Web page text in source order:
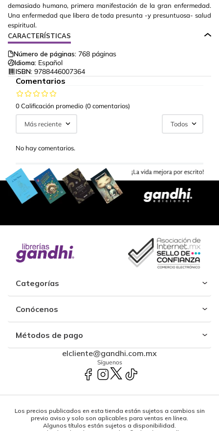
demasiado humano, primera manifestación de la gran enfermedad.
Una enfermedad que libera de toda presunta -y presuntuosa- salud
espiritual.
CARACTERÍSTICAS
Número de páginas: 768 páginas
Idioma: Español
ISBN: 9788446007364
Comentarios
0 Calificación promedio (0 comentarios)
Más reciente Todos
No hay comentarios.
Categorías
Conócenos
Métodos de pago
elcliente@gandhi.com.mx
Síguenos
Los precios publicados en esta tienda están sujetos a cambios sin
previo aviso y solo son aplicables para ventas en línea.
Algunos títulos están sujetos a disponibilidad.